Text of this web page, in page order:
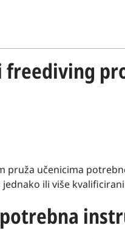
freediving
pruža učenicima
jednako ili više